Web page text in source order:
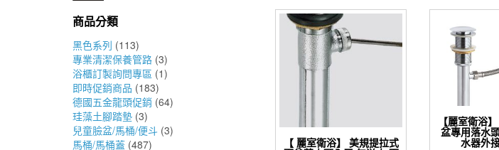
商品分類
黑色系列 (113)
專業清潔保養管路 (3)
浴櫃訂製詢問專區 (1)
即時促銷商品 (183)
德國五金龍頭促銷 (64)
珪藻土腳踏墊 (3)
兒童臉盆/馬桶/便斗 (3)
馬桶/馬桶蓋 (487)
【 麗室衛浴】 美規提拉式
【麗室衛浴
盆專用落水
水器外